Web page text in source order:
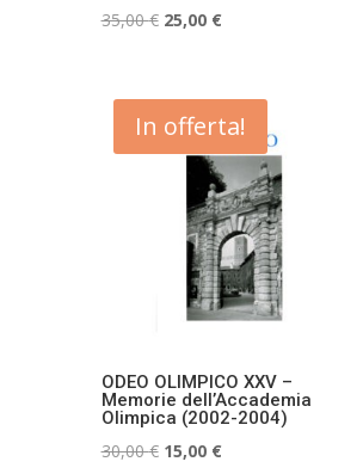
35,00€ Il
era:
35,00 €.
25,00 €Il
è:
25,00 €.
In offerta!
ODEO OLIMPICO XXV –
Memorie dell’Accademia
Olimpica (2002-2004)
30,00€ Il
15,00 €Il